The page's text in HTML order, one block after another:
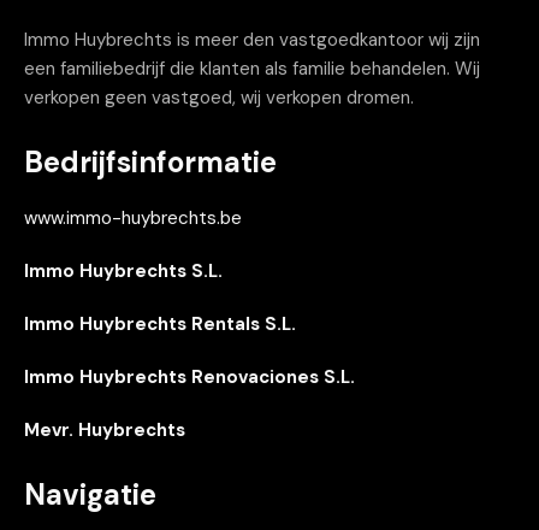
Immo Huybrechts is meer den vastgoedkantoor wij zijn
een familiebedrijf die klanten als familie behandelen. Wij
verkopen geen vastgoed, wij verkopen dromen.
Bedrijfsinformatie
www.immo-huybrechts.be
Immo Huybrechts S.L.
Immo Huybrechts Rentals S.L.
Immo Huybrechts Renovaciones S.L.
Mevr. Huybrechts
Navigatie